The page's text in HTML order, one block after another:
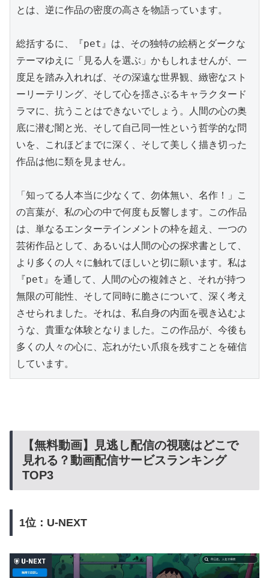
とは、逆に作品の密度の高さを物語っています。
総括するに、『pet』は、その独特の絵柄とダークな
テーマゆえに「見る人を選ぶ」かもしれませんが、一
度足を踏み入れれば、その深遠な世界観、緻密なスト
ーリーテリング、そして心を揺さぶるキャラクタード
ラマに、抗うことはできないでしょう。人間の心の奥
底に潜む闇と光、そして自己同一性という哲学的な問
いを、これほどまでに深く、そして美しく描き切った
作品は他に類を見ません。
「知ってる人本当に少なくて、勿体無い、名作！」こ
の言葉が、私の心の中で何度も反響します。この作品
は、単なるエンターテインメントの枠を超え、一つの
芸術作品として、あるいは人間の心の探求書として、
より多くの人々に触れてほしいと切に願います。私は
『pet』を通して、人間の心の複雑さと、それが持つ
無限の可能性、そして同時に脆さについて、深く考え
させられました。それは、私自身の内面を覗き込むよ
うな、貴重な体験となりました。この作品が、今後も
多くの人々の心に、忘れがたい爪痕を残すことを確信
しています。
【無料動画】見逃し配信の視聴はどこで
見れる？動画配信サービスランキング
TOP3
1位：U-NEXT